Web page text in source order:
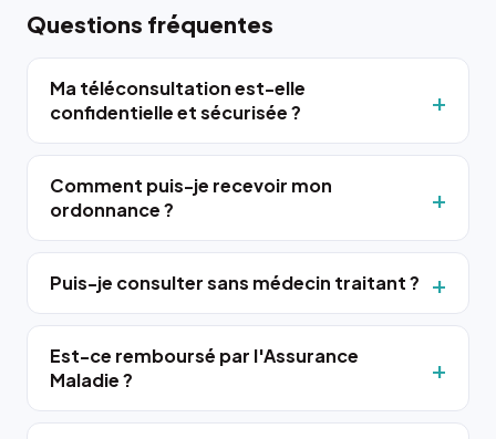
Questions fréquentes
Ma téléconsultation est-elle
confidentielle et sécurisée ?
Comment puis-je recevoir mon
ordonnance ?
Puis-je consulter sans médecin traitant ?
Est-ce remboursé par l'Assurance
Maladie ?